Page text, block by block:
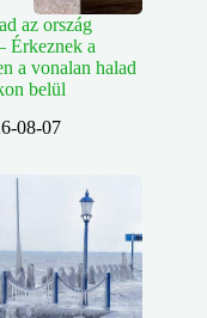
az ország
Érkeznek a
a vonalan halad
belül
08-07